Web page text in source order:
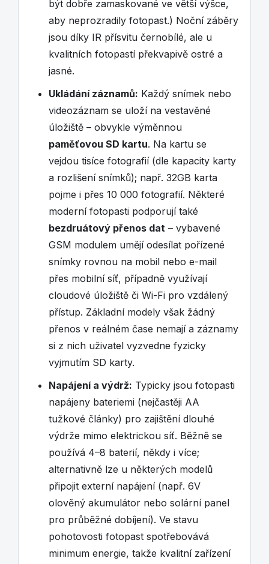
být dobře zamaskované ve větší výšce,
aby neprozradily fotopast.) Noční záběry
jsou díky IR přísvitu černobílé, ale u
kvalitních fotopastí překvapivě ostré a
jasné.
Ukládání záznamů: Každý snímek nebo
videozáznam se uloží na vestavěné
úložiště – obvykle výměnnou
paměťovou SD kartu. Na kartu se
vejdou tisíce fotografií (dle kapacity karty
a rozlišení snímků); např. 32GB karta
pojme i přes 10 000 fotografií. Některé
moderní fotopasti podporují také
bezdruátový přenos dat – vybavené
GSM modulem umějí odesílat pořízené
snímky rovnou na mobil nebo e-mail
přes mobilní síť, případně využívají
cloudové úložiště či Wi-Fi pro vzdálený
přístup. Základní modely však žádný
přenos v reálném čase nemají a záznamy
si z nich uživatel vyzvedne fyzicky
vyjmutím SD karty.
Napájení a výdrž: Typicky jsou fotopasti
napájeny bateriemi (nejčastěji AA
tužkové články) pro zajištění dlouhé
výdrže mimo elektrickou síť. Běžně se
používá 4–8 baterií, někdy i více;
alternativně lze u některých modelů
připojit externí napájení (např. 6V
olověný akumulátor nebo solární panel
pro průběžné dobíjení). Ve stavu
pohotovosti fotopast spotřebovává
minimum energie, takže kvalitní zařízení